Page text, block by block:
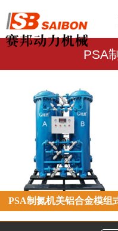
PSA
PSA制氮机美铝合金模组